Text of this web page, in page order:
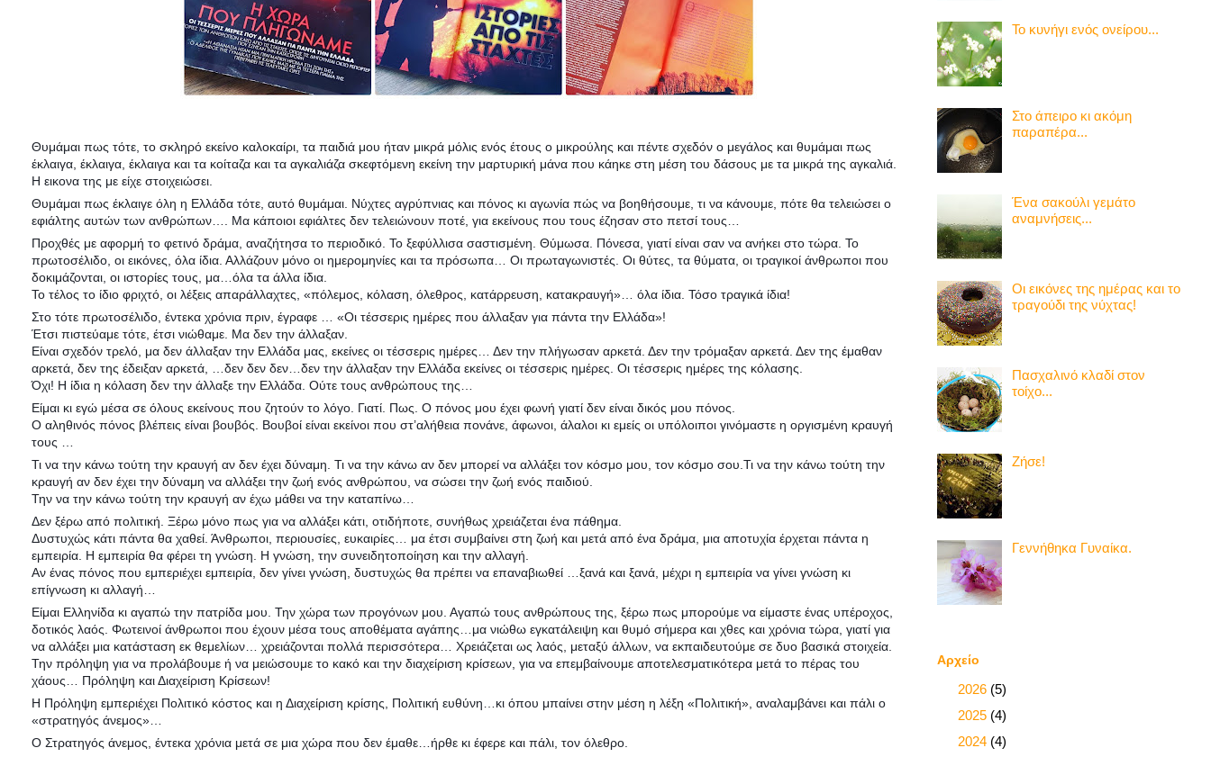
Θυμάμαι πως τότε, το σκληρό εκείνο καλοκαίρι, τα παιδιά μου ήταν μικρά μόλις ενός έτους ο μικρούλης και πέντε σχεδόν ο μεγάλος και θυμάμαι πως
έκλαιγα, έκλαιγα, έκλαιγα και τα κοίταζα και τα αγκαλιάζα σκεφτόμενη εκείνη την μαρτυρική μάνα που κάηκε στη μέση του δάσους με τα μικρά της αγκαλιά.
Η εικονα της με είχε στοιχειώσει.
Θυμάμαι πως έκλαιγε όλη η Ελλάδα τότε, αυτό θυμάμαι. Νύχτες αγρύπνιας και πόνος κι αγωνία πώς να βοηθήσουμε, τι να κάνουμε, πότε θα τελειώσει ο
εφιάλτης αυτών των ανθρώπων…. Μα κάποιοι εφιάλτες δεν τελειώνουν ποτέ, για εκείνους που τους έζησαν στο πετσί τους…
Προχθές με αφορμή το φετινό δράμα, αναζήτησα το περιοδικό. Το ξεφύλλισα σαστισμένη. Θύμωσα. Πόνεσα, γιατί είναι σαν να ανήκει στο τώρα. Το
πρωτοσέλιδο, οι εικόνες, όλα ίδια. Αλλάζουν μόνο οι ημερομηνίες και τα πρόσωπα… Οι πρωταγωνιστές. Οι θύτες, τα θύματα, οι τραγικοί άνθρωποι που
δοκιμάζονται, οι ιστορίες τους, μα…όλα τα άλλα ίδια.
Το τέλος το ίδιο φριχτό, οι λέξεις απαράλλαχτες, «πόλεμος, κόλαση, όλεθρος, κατάρρευση, κατακραυγή»… όλα ίδια. Τόσο τραγικά ίδια!
Στο τότε πρωτοσέλιδο, έντεκα χρόνια πριν, έγραφε … «Οι τέσσερις ημέρες που άλλαξαν για πάντα την Ελλάδα»!
Έτσι πιστεύαμε τότε, έτσι νιώθαμε. Μα δεν την άλλαξαν.
Είναι σχεδόν τρελό, μα δεν άλλαξαν την Ελλάδα μας, εκείνες οι τέσσερις ημέρες… Δεν την πλήγωσαν αρκετά. Δεν την τρόμαξαν αρκετά. Δεν της έμαθαν
αρκετά, δεν της έδειξαν αρκετά, …δεν δεν δεν…δεν την άλλαξαν την Ελλάδα εκείνες οι τέσσερις ημέρες. Οι τέσσερις ημέρες της κόλασης.
Όχι! Η ίδια η κόλαση δεν την άλλαξε την Ελλάδα. Ούτε τους ανθρώπους της…
Είμαι κι εγώ μέσα σε όλους εκείνους που ζητούν το λόγο. Γιατί. Πως. Ο πόνος μου έχει φωνή γιατί δεν είναι δικός μου πόνος.
Ο αληθινός πόνος βλέπεις είναι βουβός. Βουβοί είναι εκείνοι που στ’αλήθεια πονάνε, άφωνοι, άλαλοι κι εμείς οι υπόλοιποι γινόμαστε η οργισμένη κραυγή
τους …
Τι να την κάνω τούτη την κραυγή αν δεν έχει δύναμη. Τι να την κάνω αν δεν μπορεί να αλλάξει τον κόσμο μου, τον κόσμο σου.Τι να την κάνω τούτη την
κραυγή αν δεν έχει την δύναμη να αλλάξει την ζωή ενός ανθρώπου, να σώσει την ζωή ενός παιδιού.
Την να την κάνω τούτη την κραυγή αν έχω μάθει να την καταπίνω…
Δεν ξέρω από πολιτική. Ξέρω μόνο πως για να αλλάξει κάτι, οτιδήποτε, συνήθως χρειάζεται ένα πάθημα.
Δυστυχώς κάτι πάντα θα χαθεί. Άνθρωποι, περιουσίες, ευκαιρίες… μα έτσι συμβαίνει στη ζωή και μετά από ένα δράμα, μια αποτυχία έρχεται πάντα η
εμπειρία. Η εμπειρία θα φέρει τη γνώση. Η γνώση, την συνειδητοποίηση και την αλλαγή.
Αν ένας πόνος που εμπεριέχει εμπειρία, δεν γίνει γνώση, δυστυχώς θα πρέπει να επαναβιωθεί …ξανά και ξανά, μέχρι η εμπειρία να γίνει γνώση κι
επίγνωση κι αλλαγή…
Είμαι Ελληνίδα κι αγαπώ την πατρίδα μου. Την χώρα των προγόνων μου. Αγαπώ τους ανθρώπους της, ξέρω πως μπορούμε να είμαστε ένας υπέροχος,
δοτικός λαός. Φωτεινοί άνθρωποι που έχουν μέσα τους αποθέματα αγάπης…μα νιώθω εγκατάλειψη και θυμό σήμερα και χθες και χρόνια τώρα, γιατί για
να αλλάξει μια κατάσταση εκ θεμελίων… χρειάζονται πολλά περισσότερα… Χρειάζεται ως λαός, μεταξύ άλλων, να εκπαιδευτούμε σε δυο βασικά στοιχεία.
Την πρόληψη για να προλάβουμε ή να μειώσουμε το κακό και την διαχείριση κρίσεων, για να επεμβαίνουμε αποτελεσματικότερα μετά το πέρας του
χάους… Πρόληψη και Διαχείριση Κρίσεων!
Η Πρόληψη εμπεριέχει Πολιτικό κόστος και η Διαχείριση κρίσης, Πολιτική ευθύνη…κι όπου μπαίνει στην μέση η λέξη «Πολιτική», αναλαμβάνει και πάλι ο
«στρατηγός άνεμος»…
Ο Στρατηγός άνεμος, έντεκα χρόνια μετά σε μια χώρα που δεν έμαθε…ήρθε κι έφερε και πάλι, τον όλεθρο.
Το κυνήγι ενός ονείρου...
Στο άπειρο κι ακόμη
παραπέρα...
Ένα σακούλι γεμάτο
αναμνήσεις...
Οι εικόνες της ημέρας και το
τραγούδι της νύχτας!
Πασχαλινό κλαδί στον
τοίχο...
Ζήσε!
Γεννήθηκα Γυναίκα.
Αρχείο
2026 (5)
2025 (4)
2024 (4)